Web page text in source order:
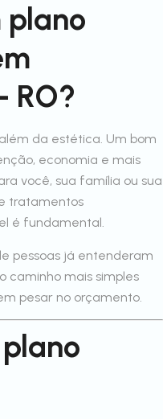
plano
RO?
da estética. Um bom
economia e mais
você, sua família ou sua
tratamentos
é fundamental.
pessoas já entenderam
caminho mais simples
pesar no orçamento.